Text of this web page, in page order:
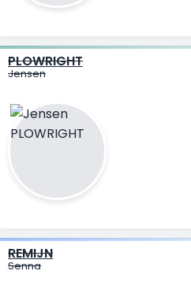
PLOWRIGHT
Jensen
REMIJN
Senna